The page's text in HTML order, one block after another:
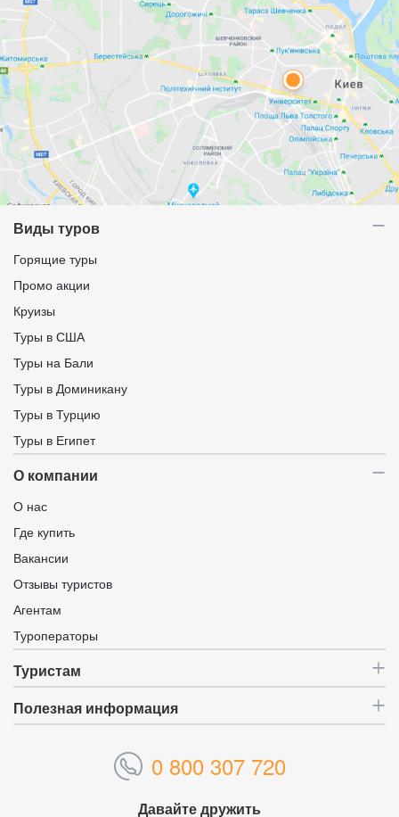
Виды туров
Горящие туры
Промо акции
Круизы
Туры в США
Туры на Бали
Туры в Доминикану
Туры в Турцию
Туры в Египет
О компании
О нас
Где купить
Вакансии
Отзывы туристов
Агентам
Туроператоры
Туристам
Полезная информация
0 800 307 720
Давайте дружить